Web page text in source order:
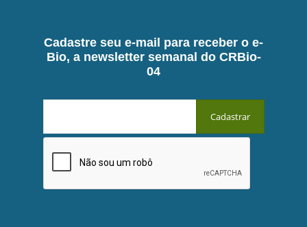
Cadastre seu e-mail para receber o e-
Bio, a newsletter semanal do CRBio-
04